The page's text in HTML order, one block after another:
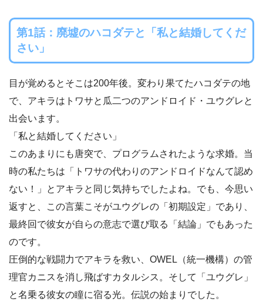
第1話：廃墟のハコダテと「私と結婚してくだ
さい」
目が覚めるとそこは200年後。変わり果てたハコダテの地
で、アキラはトワサと瓜二つのアンドロイド・ユウグレと
出会います。
「私と結婚してください」
このあまりにも唐突で、プログラムされたような求婚。当
時の私たちは「トワサの代わりのアンドロイドなんて認め
ない！」とアキラと同じ気持ちでしたよね。でも、今思い
返すと、この言葉こそがユウグレの「初期設定」であり、
最終回で彼女が自らの意志で選び取る「結論」でもあった
のです。
圧倒的な戦闘力でアキラを救い、OWEL（統一機構）の管
理官カニスを消し飛ばすカタルシス。そして「ユウグレ」
と名乗る彼女の瞳に宿る光。伝説の始まりでした。